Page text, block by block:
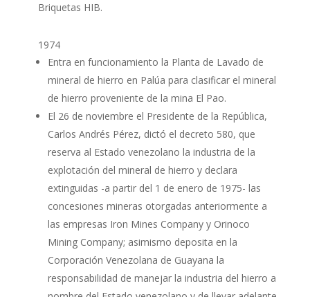
Briquetas HIB.
1974
Entra en funcionamiento la Planta de Lavado de
mineral de hierro en Palúa para clasificar el mineral
de hierro proveniente de la mina El Pao.
El 26 de noviembre el Presidente de la República,
Carlos Andrés Pérez, dictó el decreto 580, que
reserva al Estado venezolano la industria de la
explotación del mineral de hierro y declara
extinguidas -a partir del 1 de enero de 1975- las
concesiones mineras otorgadas anteriormente a
las empresas Iron Mines Company y Orinoco
Mining Company; asimismo deposita en la
Corporación Venezolana de Guayana la
responsabilidad de manejar la industria del hierro a